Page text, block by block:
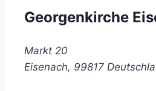
Georgenkirche
Markt 20
Eisenach, 99817